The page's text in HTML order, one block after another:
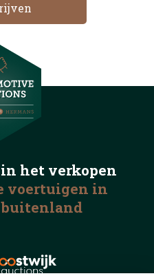
in het verkopen
voertuigen in